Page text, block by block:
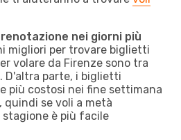
nei giorni più
migliori per trovare biglietti
volare da Firenze sono tra
D'altra parte, i biglietti
più costosi nei fine settimana
quindi se voli a metà
è più facile